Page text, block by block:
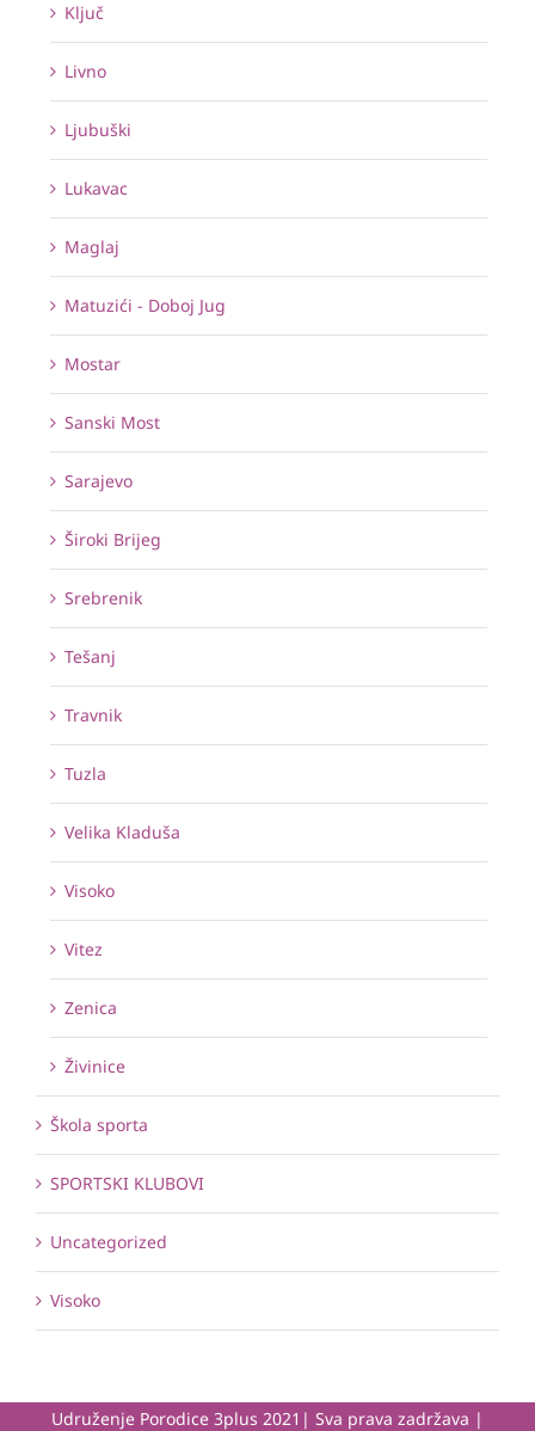
Ključ
Livno
Ljubuški
Lukavac
Maglaj
Matuzići - Doboj Jug
Mostar
Sanski Most
Sarajevo
Široki Brijeg
Srebrenik
Tešanj
Travnik
Tuzla
Velika Kladuša
Visoko
Vitez
Zenica
Živinice
Škola sporta
SPORTSKI KLUBOVI
Uncategorized
Visoko
Udruženje Porodice 3plus 2021| Sva prava zadržava |